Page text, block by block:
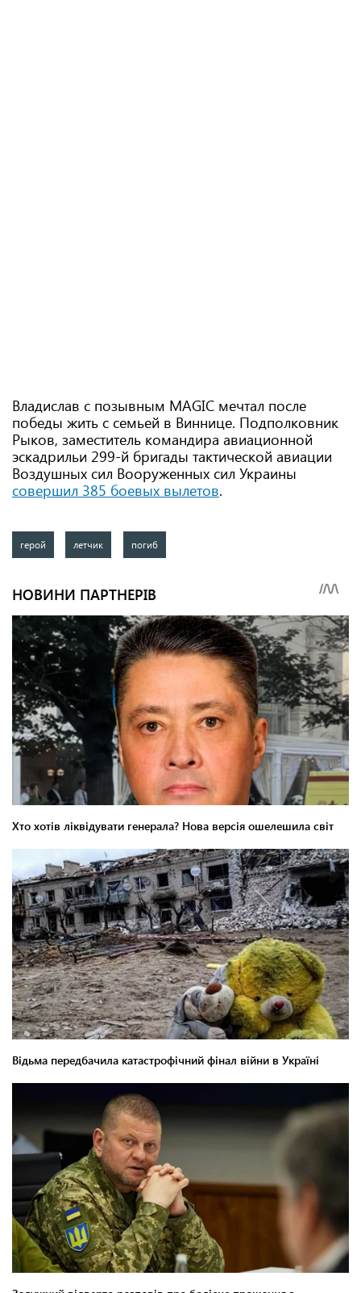
Владислав с позывным MAGIC мечтал после
победы жить с семьей в Виннице. Подполковник
Рыков, заместитель командира авиационной
эскадрильи 299-й бригады тактической авиации
Воздушных сил Вооруженных сил Украины
совершил 385 боевых вылетов.
герой летчик погиб